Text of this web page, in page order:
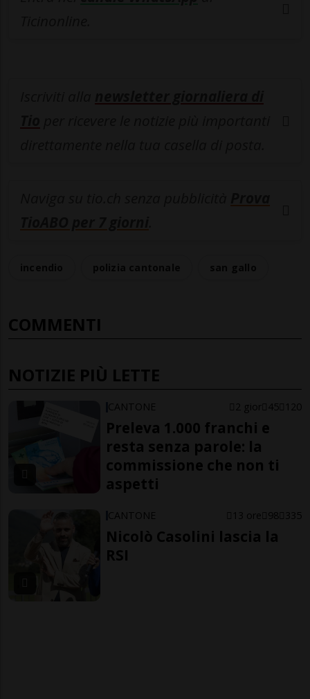
COMMENTI
NOTIZIE PIÙ LETTE
CANTONE 2 gior 45 120
Preleva 1.000 franchi e
resta senza parole: la
commissione che non ti
aspetti
CANTONE 13 ore 98 335
Nicolò Casolini lascia la
RSI